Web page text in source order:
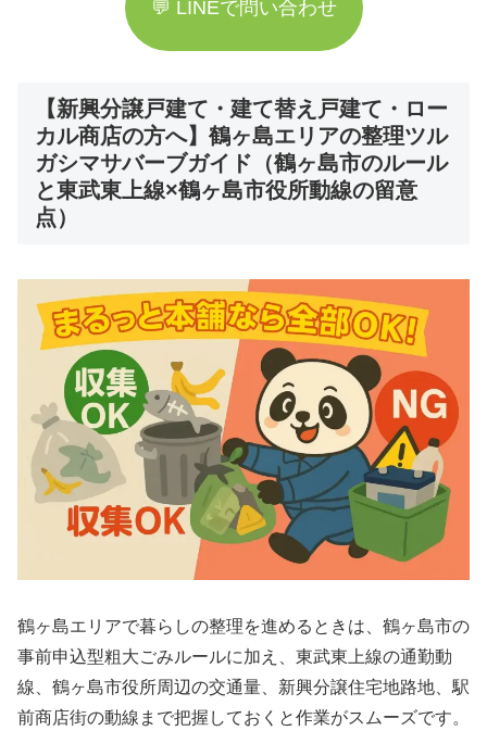
💬 LINEで問い合わせ
【新興分譲戸建て・建て替え戸建て・ロー
カル商店の方へ】鶴ヶ島エリアの整理ツル
ガシマサバーブガイド（鶴ヶ島市のルール
と東武東上線×鶴ヶ島市役所動線の留意
点）
鶴ヶ島エリアで暮らしの整理を進めるときは、鶴ヶ島市の
事前申込型粗大ごみルールに加え、東武東上線の通勤動
線、鶴ヶ島市役所周辺の交通量、新興分譲住宅地路地、駅
前商店街の動線まで把握しておくと作業がスムーズです。